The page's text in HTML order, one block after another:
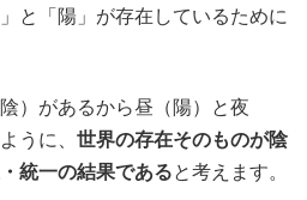
と「陽」が存在しているために
）があるから昼（陽）と夜
うに、 世界の存在そのものが陰
統一の結果であると考えます。